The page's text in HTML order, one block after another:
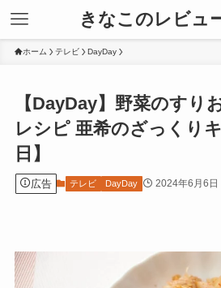
きなこのレビュ
ホーム テレビ DayDay
【DayDay】野菜のすり
レシピ 亜希のざっくり
日】
広告 テレビ DayDay 2024年6月6日